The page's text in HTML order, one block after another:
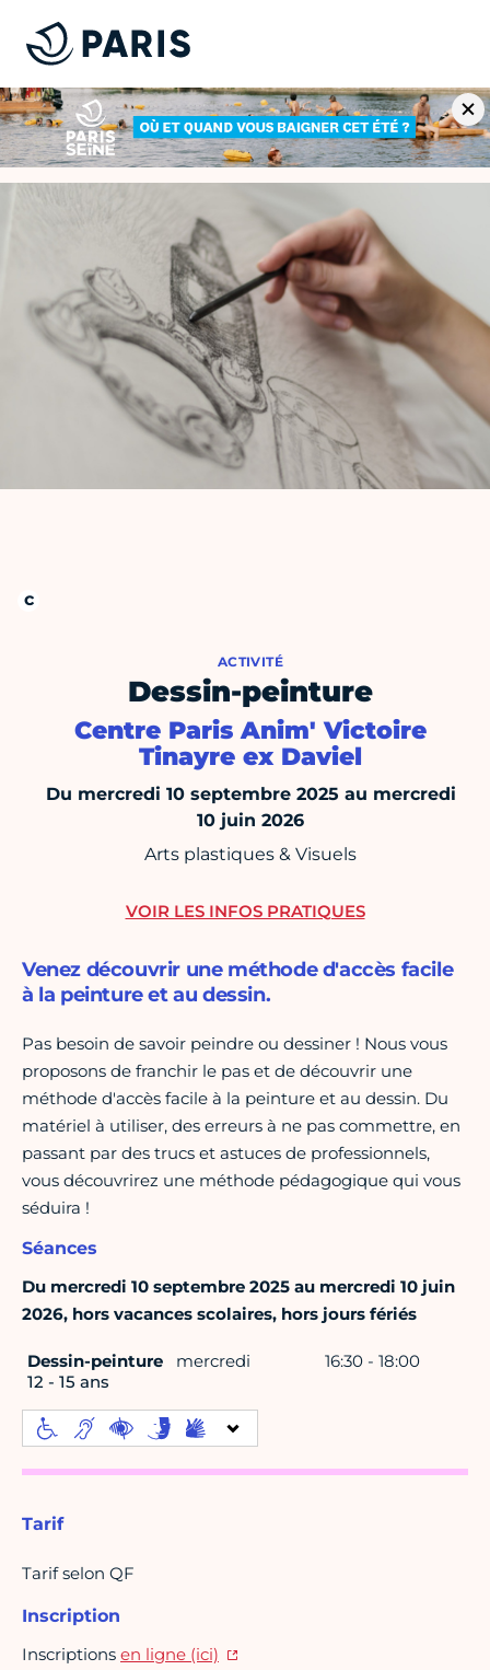
ACTIVITÉ
Dessin-peinture
Centre Paris Anim' Victoire
Tinayre ex Daviel
Du mercredi 10 septembre 2025 au mercredi
10 juin 2026
Arts plastiques & Visuels
Venez découvrir une méthode d'accès facile
à la peinture et au dessin.
Pas besoin de savoir peindre ou dessiner ! Nous vous
proposons de franchir le pas et de découvrir une
méthode d'accès facile à la peinture et au dessin. Du
matériel à utiliser, des erreurs à ne pas commettre, en
passant par des trucs et astuces de professionnels,
vous découvrirez une méthode pédagogique qui vous
séduira !
Séances
Du mercredi 10 septembre 2025 au mercredi 10 juin
2026, hors vacances scolaires, hors jours fériés
Dessin-peinture
12 - 15 ans
mercredi 16:30 - 18:00
Tarif
Tarif selon QF
Inscription
Inscriptions en ligne (ici)
VOIR LES INFOS PRATIQUES